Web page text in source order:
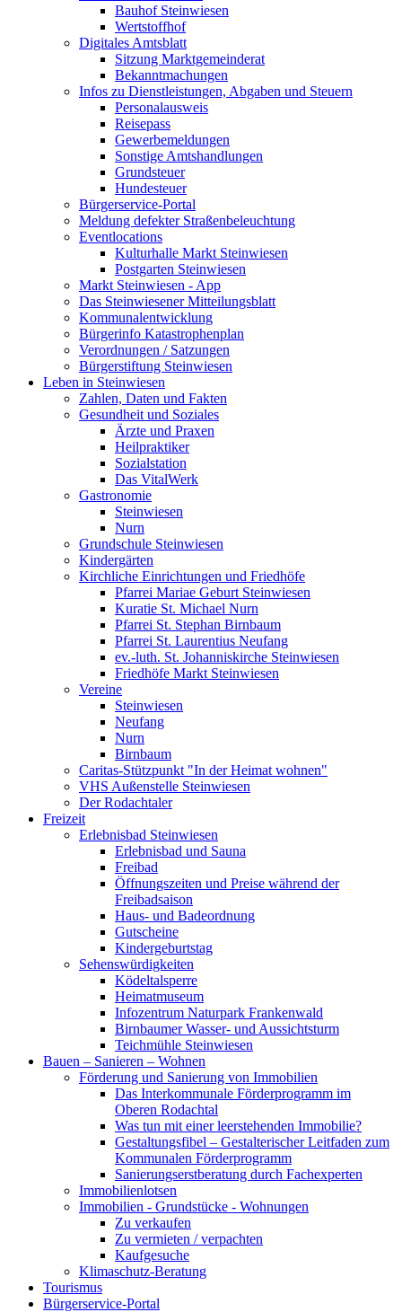
Bauhof Steinwiesen
Wertstoffhof
Digitales Amtsblatt
Sitzung Marktgemeinderat
Bekanntmachungen
Infos zu Dienstleistungen, Abgaben und Steuern
Personalausweis
Reisepass
Gewerbemeldungen
Sonstige Amtshandlungen
Grundsteuer
Hundesteuer
Bürgerservice-Portal
Meldung defekter Straßenbeleuchtung
Eventlocations
Kulturhalle Markt Steinwiesen
Postgarten Steinwiesen
Markt Steinwiesen - App
Das Steinwiesener Mitteilungsblatt
Kommunalentwicklung
Bürgerinfo Katastrophenplan
Verordnungen / Satzungen
Bürgerstiftung Steinwiesen
Leben in Steinwiesen
Zahlen, Daten und Fakten
Gesundheit und Soziales
Ärzte und Praxen
Heilpraktiker
Sozialstation
Das VitalWerk
Gastronomie
Steinwiesen
Nurn
Grundschule Steinwiesen
Kindergärten
Kirchliche Einrichtungen und Friedhöfe
Pfarrei Mariae Geburt Steinwiesen
Kuratie St. Michael Nurn
Pfarrei St. Stephan Birnbaum
Pfarrei St. Laurentius Neufang
ev.-luth. St. Johanniskirche Steinwiesen
Friedhöfe Markt Steinwiesen
Vereine
Steinwiesen
Neufang
Nurn
Birnbaum
Caritas-Stützpunkt "In der Heimat wohnen"
VHS Außenstelle Steinwiesen
Der Rodachtaler
Freizeit
Erlebnisbad Steinwiesen
Erlebnisbad und Sauna
Freibad
Öffnungszeiten und Preise während der
Freibadsaison
Haus- und Badeordnung
Gutscheine
Kindergeburtstag
Sehenswürdigkeiten
Ködeltalsperre
Heimatmuseum
Infozentrum Naturpark Frankenwald
Birnbaumer Wasser- und Aussichtsturm
Teichmühle Steinwiesen
Bauen – Sanieren – Wohnen
Förderung und Sanierung von Immobilien
Das Interkommunale Förderprogramm im
Oberen Rodachtal
Was tun mit einer leerstehenden Immobilie?
Gestaltungsfibel – Gestalterischer Leitfaden zum
Kommunalen Förderprogramm
Sanierungserstberatung durch Fachexperten
Immobilienlotsen
Immobilien - Grundstücke - Wohnungen
Zu verkaufen
Zu vermieten / verpachten
Kaufgesuche
Klimaschutz-Beratung
Tourismus
Bürgerservice-Portal